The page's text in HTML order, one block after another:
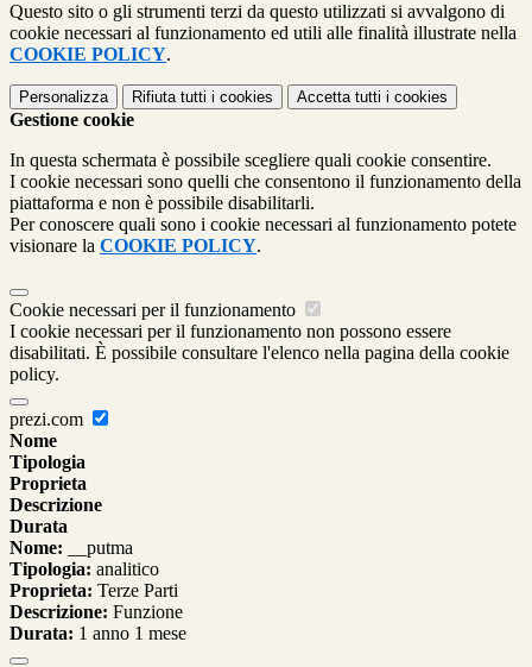
Questo sito o gli strumenti terzi da questo utilizzati si avvalgono di
cookie necessari al funzionamento ed utili alle finalità illustrate nella
COOKIE POLICY.
Personalizza Rifiuta tutti i cookies Accetta tutti i cookies
Gestione cookie
In questa schermata è possibile scegliere quali cookie consentire.
I cookie necessari sono quelli che consentono il funzionamento della
piattaforma e non è possibile disabilitarli.
Per conoscere quali sono i cookie necessari al funzionamento potete
visionare la COOKIE POLICY.
Cookie necessari per il funzionamento
I cookie necessari per il funzionamento non possono essere
disabilitati. È possibile consultare l'elenco nella pagina della cookie
policy.
prezi.com
Nome
Tipologia
Proprieta
Descrizione
Durata
Nome: __putma
Tipologia: analitico
Proprieta: Terze Parti
Descrizione: Funzione
Durata: 1 anno 1 mese